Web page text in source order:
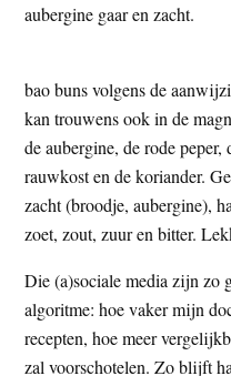
aubergine gaar en zacht.
bao buns volgens de
kan trouwens ook in de
de aubergine, de rode peper,
rauwkost en de koriander.
zacht (broodje, aubergine),
zoet, zout, zuur en bitter.
Die (a)sociale media zijn zo
algoritme: hoe vaker mijn
recepten, hoe meer
zal voorschotelen. Zo blijft